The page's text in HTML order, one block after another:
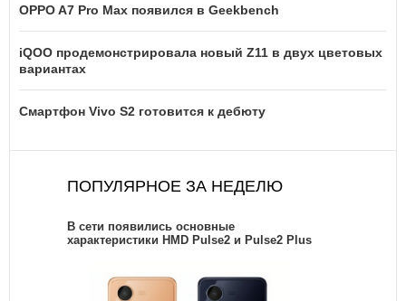
OPPO A7 Pro Max появился в Geekbench
iQOO продемонстрировала новый Z11 в двух цветовых
вариантах
Смартфон Vivo S2 готовится к дебюту
ПОПУЛЯРНОЕ ЗА НЕДЕЛЮ
В сети появились основные
характеристики HMD Pulse2 и Pulse2 Plus